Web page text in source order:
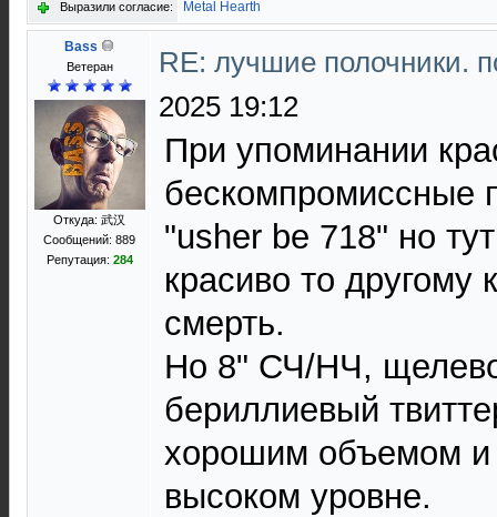
Выразили согласие: Metal Hearth
Bass
Ветеран
Откуда: 武汉
Сообщений: 889
Репутация: 284
RE: лучшие полочники.
2025 19:12
При упоминании
бескомпромиссные
"usher be 718" но
красиво то другому
смерть.
Но 8" СЧ/НЧ,
бериллиевый
хорошим объемом и
высоком уровне.